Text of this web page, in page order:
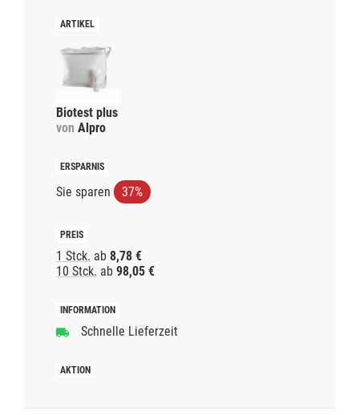
Biotest plus
von Alpro
Sie sparen 37%
1 Stck. ab 8,78 €
10 Stck. ab 98,05 €
Schnelle Lieferzeit